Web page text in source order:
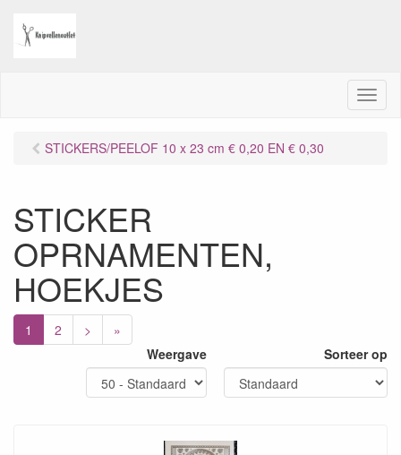
M
e
STICKERS/PEELOF 10 x 23 cm € 0,20 EN € 0,30
STICKER
OPRNAMENTEN,
HOEKJES
1 2 >
»
Weergave
Sorteer op